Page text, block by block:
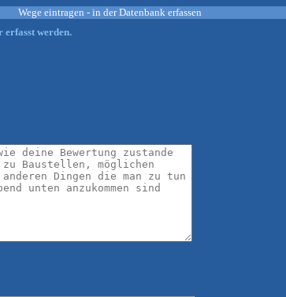
Wege eintragen - in der Datenbank erfassen
erfasst werden.